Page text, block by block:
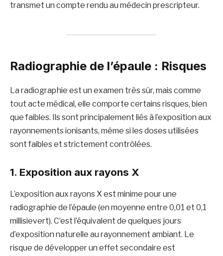
transmet un compte rendu au médecin prescripteur.
Radiographie de l’épaule : Risques
La radiographie est un examen très sûr, mais comme
tout acte médical, elle comporte certains risques, bien
que faibles. Ils sont principalement liés à l’exposition aux
rayonnements ionisants, même si les doses utilisées
sont faibles et strictement contrôlées.
1. Exposition aux rayons X
L’exposition aux rayons X est minime pour une
radiographie de l’épaule (en moyenne entre 0,01 et 0,1
millisievert). C’est l’équivalent de quelques jours
d’exposition naturelle au rayonnement ambiant. Le
risque de développer un effet secondaire est